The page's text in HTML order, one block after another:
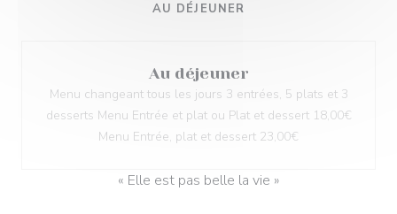
AU DÉJEUNER
Au déjeuner
Menu changeant tous les jours 3 entrées, 5 plats et 3
desserts Menu Entrée et plat ou Plat et dessert 18,00€
Menu Entrée, plat et dessert 23,00€
« Elle est pas belle la vie »